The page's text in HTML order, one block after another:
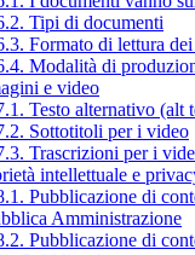
Tipi di documenti
Formato di lettura
Modalità di
e video
Testo alternativo (alt
Sottotitoli per i video
Trascrizioni per i
intellettuale e
Pubblicazione di
Amministrazione
Pubblicazione di